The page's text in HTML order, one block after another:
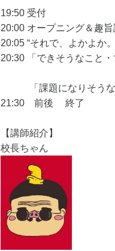
19:50 受付
20:00 オープニング＆趣旨
20:05 “それで、よかよか
20:30 「できそうなこと
「課題になりそうな
21:30 前後 終了
【講師紹介】
校長ちゃん